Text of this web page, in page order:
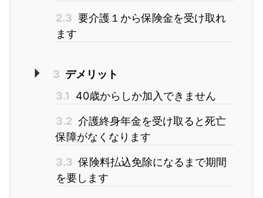
2.3 要介護１から保険金を受け取れ
ます
3 デメリット
3.1
40歳からしか加入できません
3.2 介護終身年金を受け取ると死亡
保障がなくなります
3.3 保険料払込免除になるまで期間
を要します